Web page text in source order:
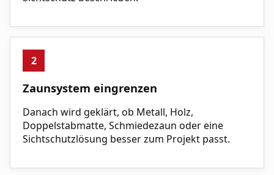
2
Zaunsystem eingrenzen
Danach wird geklärt, ob Metall, Holz,
Doppelstabmatte, Schmiedezaun oder eine
Sichtschutzlösung besser zum Projekt passt.